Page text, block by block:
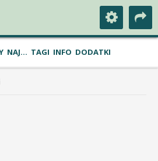
NAJ... TAGI INFO DODATKI